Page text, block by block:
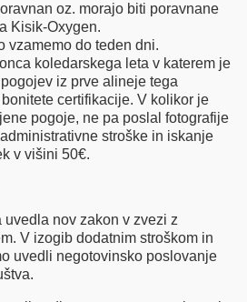
oz. morajo biti poravnane
Kisik-Oxygen.
vzamemo do teden dni.
koledarskega leta v katerem je
iz prve alineje tega
certifikacije. V kolikor je
pogoje, ne pa poslal fotografije
stroške in iskanje
v višini 50€.
nov zakon v zvezi z
V izogib dodatnim stroškom in
uvedli negotovinsko poslovanje